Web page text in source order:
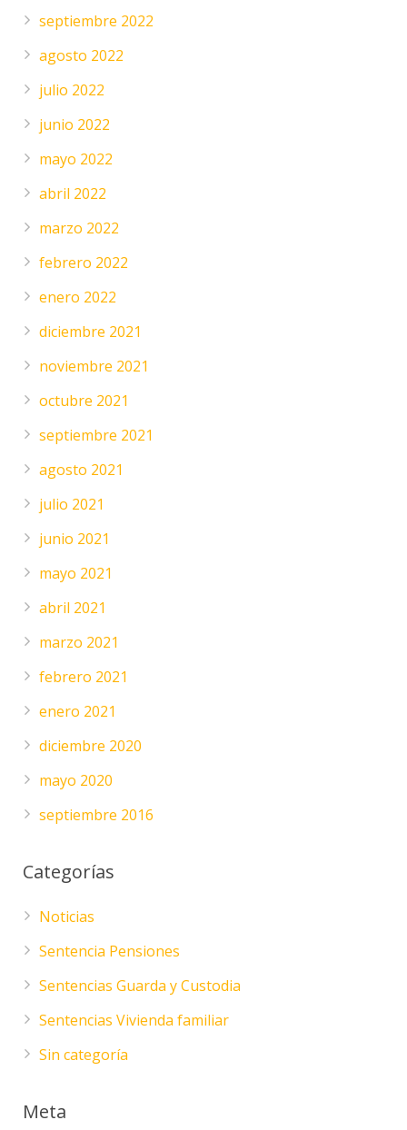
septiembre 2022
agosto 2022
julio 2022
junio 2022
mayo 2022
abril 2022
marzo 2022
febrero 2022
enero 2022
diciembre 2021
noviembre 2021
octubre 2021
septiembre 2021
agosto 2021
julio 2021
junio 2021
mayo 2021
abril 2021
marzo 2021
febrero 2021
enero 2021
diciembre 2020
mayo 2020
septiembre 2016
Categorías
Noticias
Sentencia Pensiones
Sentencias Guarda y Custodia
Sentencias Vivienda familiar
Sin categoría
Meta